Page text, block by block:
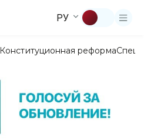
РУ
Конституционная реформа